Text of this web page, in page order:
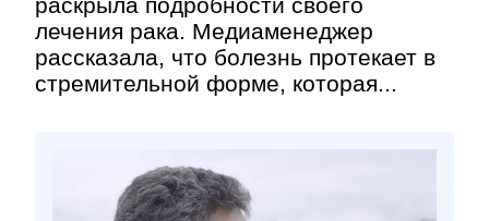
лечения рака. Медиаменеджер
рассказала, что болезнь протекает в
стремительной форме, которая...